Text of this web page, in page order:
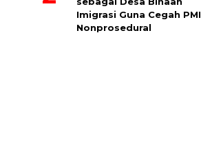
Imigrasi Guna Cegah PMI
Nonprosedural